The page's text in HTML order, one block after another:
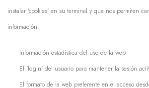
instalar 'cookies' en su terminal y que nos permiten
información:
Información estadística del uso de la web.
El 'login' del usuario para mantener la sesión
El formato de la web preferente en el acceso